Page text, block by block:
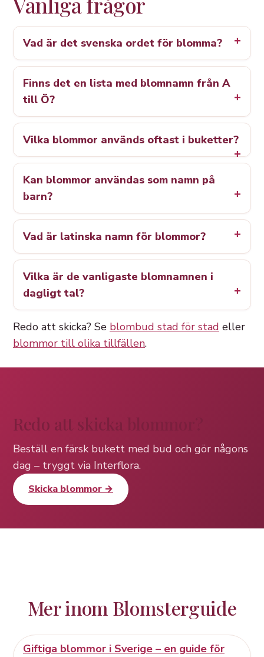
Vad är det svenska ordet för blomma?
Finns det en lista med blomnamn från A
till Ö?
Vilka blommor används oftast i buketter?
Kan blommor användas som namn på
barn?
Vad är latinska namn för blommor?
Vilka är de vanligaste blomnamnen i
dagligt tal?
Redo att skicka? Se blombud stad för stad eller
blommor till olika tillfällen.
Redo att skicka blommor?
Beställ en färsk bukett med bud och gör någons
dag – tryggt via Interflora.
Skicka blommor →
Mer inom Blomsterguide
Giftiga blommor i Sverige – en guide för